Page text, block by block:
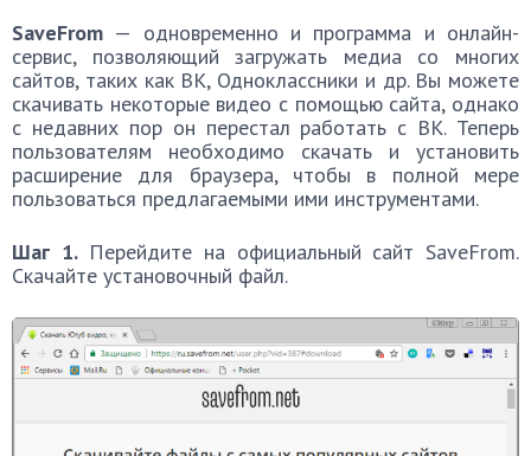
SaveFrom — одновременно и программа и онлайн-
сервис, позволяющий загружать медиа со многих
сайтов, таких как ВК, Одноклассники и др. Вы можете
скачивать некоторые видео с помощью сайта, однако
с недавних пор он перестал работать с ВК. Теперь
пользователям необходимо скачать и установить
расширение для браузера, чтобы в полной мере
пользоваться предлагаемыми ими инструментами.
Шаг 1.Перейдите на официальный сайт SaveFrom.
Скачайте установочный файл.